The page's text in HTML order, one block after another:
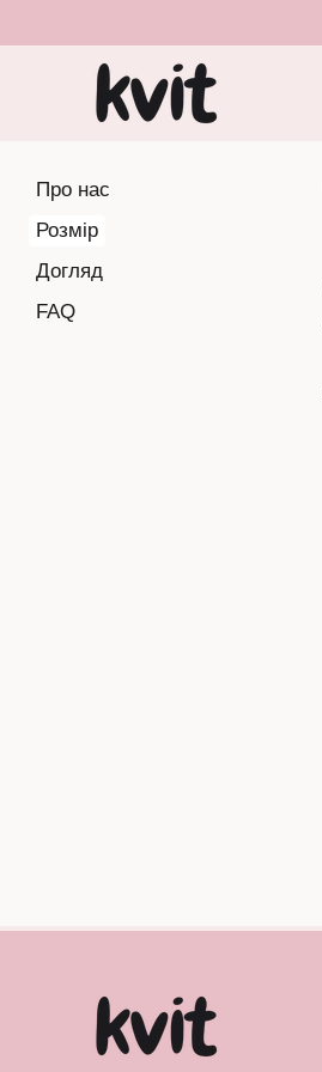
Про нас
Розмір
Догляд
FAQ